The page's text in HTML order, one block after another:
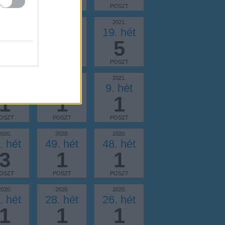
POSZT
2021.
19. hét
5
POSZT
1
POSZT
2021.
9. hét
1
POSZT
hét
3
2020.
49. hét
1
POSZT
2020.
48. hét
1
POSZT
hét
1
2020.
28. hét
1
2020.
26. hét
1